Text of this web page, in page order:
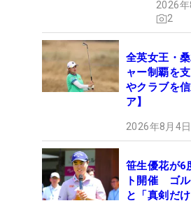
2026
2
全英女王・
ャー制覇を
やクラブを
ア】
2026年8月4
笹生優花が6
ト開催 ゴ
と「真剣だ